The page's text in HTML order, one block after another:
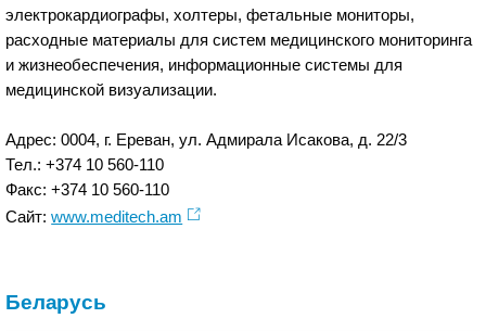
электрокардиографы, холтеры, фетальные мониторы,
расходные материалы для систем медицинского мониторинга
и жизнеобеспечения, информационные системы для
медицинской визуализации.
Адрес: 0004, г. Ереван, ул. Адмирала Исакова, д. 22/3
Тел.: +374 10 560-110
Факс: +374 10 560-110
Сайт:www.meditech.am
Беларусь